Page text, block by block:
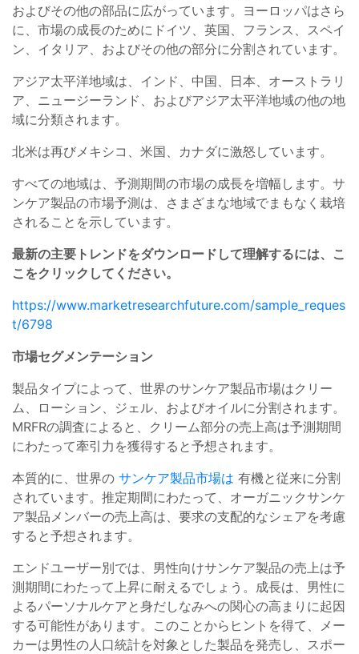
およびその他の部品に広がっています。ヨーロッパはさら
に、市場の成長のためにドイツ、英国、フランス、スペイ
ン、イタリア、およびその他の部分に分割されています。
アジア太平洋地域は、インド、中国、日本、オーストラリ
ア、ニュージーランド、およびアジア太平洋地域の他の地
域に分類されます。
北米は再びメキシコ、米国、カナダに激怒しています。
すべての地域は、予測期間の市場の成長を増幅します。サ
ンケア製品の市場予測は、さまざまな地域でまもなく栽培
されることを示しています。
最新の主要トレンドをダウンロードして理解するには、こ
こをクリックしてください。
https://www.marketresearchfuture.com/sample_reques
t/6798
市場セグメンテーション
製品タイプによって、世界のサンケア製品市場はクリー
ム、ローション、ジェル、およびオイルに分割されます。
MRFRの調査によると、クリーム部分の売上高は予測期間
にわたって牽引力を獲得すると予想されます。
本質的に、世界の サンケア製品市場は 有機と従来に分割
されています。推定期間にわたって、オーガニックサンケ
ア製品メンバーの売上高は、要求の支配的なシェアを考慮
すると予想されます。
エンドユーザー別では、男性向けサンケア製品の売上は予
測期間にわたって上昇に耐えるでしょう。成長は、男性に
よるパーソナルケアと身だしなみへの関心の高まりに起因
する可能性があります。このことからヒントを得て、メー
カーは男性の人口統計を対象とした製品を発売し、スポー